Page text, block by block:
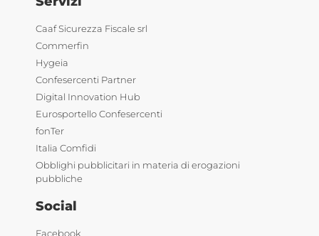
Caaf Sicurezza Fiscale srl
Commerfin
Hygeia
Confesercenti Partner
Digital Innovation Hub
Eurosportello Confesercenti
fonTer
Italia Comfidi
Obblighi pubblicitari in materia di erogazioni
pubbliche
Social
Facebook